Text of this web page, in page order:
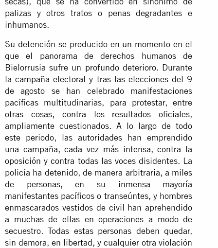
palizas y otros tratos o penas degradantes e
inhumanos.
Su detención se producido en un momento en el
que el panorama de derechos humanos de
Bielorrusia sufre un profundo deterioro. Durante
la campaña electoral y tras las elecciones del 9
de agosto se han celebrado manifestaciones
pacíficas multitudinarias, para protestar, entre
otras cosas, contra los resultados oficiales,
ampliamente cuestionados. A lo largo de todo
este periodo, las autoridades han emprendido
una campaña, cada vez más intensa, contra la
oposición y contra todas las voces disidentes. La
policía ha detenido, de manera arbitraria, a miles
de personas, en su inmensa mayoría
manifestantes pacíficos o transeúntes, y hombres
enmascarados vestidos de civil han aprehendido
a muchas de ellas en operaciones a modo de
secuestro. Todas estas personas deben quedar,
sin demora, en libertad, y cualquier otra violación